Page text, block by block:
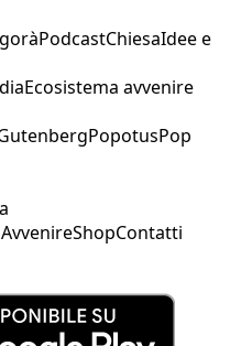
PodcastChiesaIdee e
Ecosistema avvenire
PopotusPop
ShopContatti